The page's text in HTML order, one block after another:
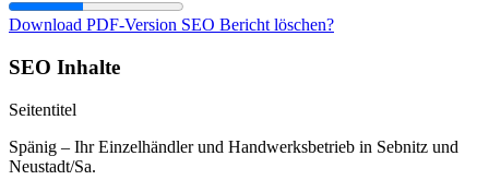
Download PDF-Version SEO Bericht löschen?
SEO Inhalte
Seitentitel
Spänig – Ihr Einzelhändler und Handwerksbetrieb in Sebnitz und
Neustadt/Sa.